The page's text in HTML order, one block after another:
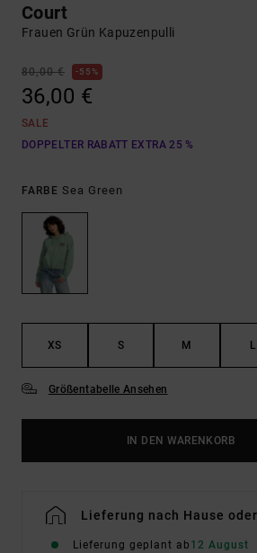
Court
Frauen Grün Kapuzenpulli
80,00 € 55%
36,00 €
SALE
DOPPELTER RABATT EXTRA 25 %
FARBE Sea Green
XS S M L
Größentabelle Ansehen
IN DEN WARENKORB
Lieferung nach Hause
Lieferung geplant ab 12 August